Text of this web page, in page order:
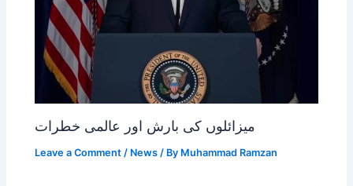
میزائلوں کی بارش اور عالمی خطرات
Leave a Comment / News / By Muhammad Ramzan